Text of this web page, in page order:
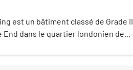
est un bâtiment classé de Grade II
End dans le quartier londonien de
de l'East End de Londres, il est